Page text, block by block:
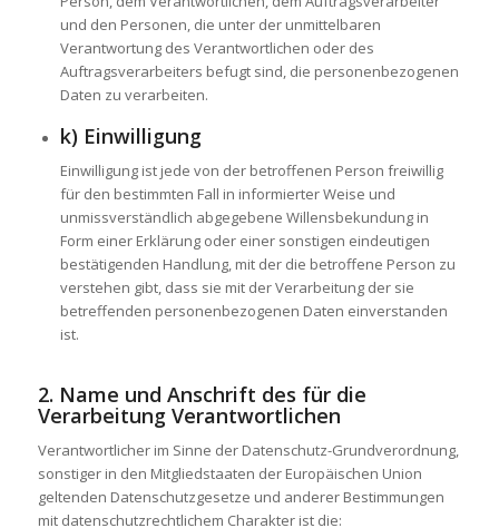
und den Personen, die unter der unmittelbaren
Verantwortung des Verantwortlichen oder des
Auftragsverarbeiters befugt sind, die personenbezogenen
Daten zu verarbeiten.
k) Einwilligung
Einwilligung ist jede von der betroffenen Person freiwillig
für den bestimmten Fall in informierter Weise und
unmissverständlich abgegebene Willensbekundung in
Form einer Erklärung oder einer sonstigen eindeutigen
bestätigenden Handlung, mit der die betroffene Person zu
verstehen gibt, dass sie mit der Verarbeitung der sie
betreffenden personenbezogenen Daten einverstanden
ist.
2. Name und Anschrift des für die
Verarbeitung Verantwortlichen
Verantwortlicher im Sinne der Datenschutz-Grundverordnung,
sonstiger in den Mitgliedstaaten der Europäischen Union
geltenden Datenschutzgesetze und anderer Bestimmungen
mit datenschutzrechtlichem Charakter ist die: